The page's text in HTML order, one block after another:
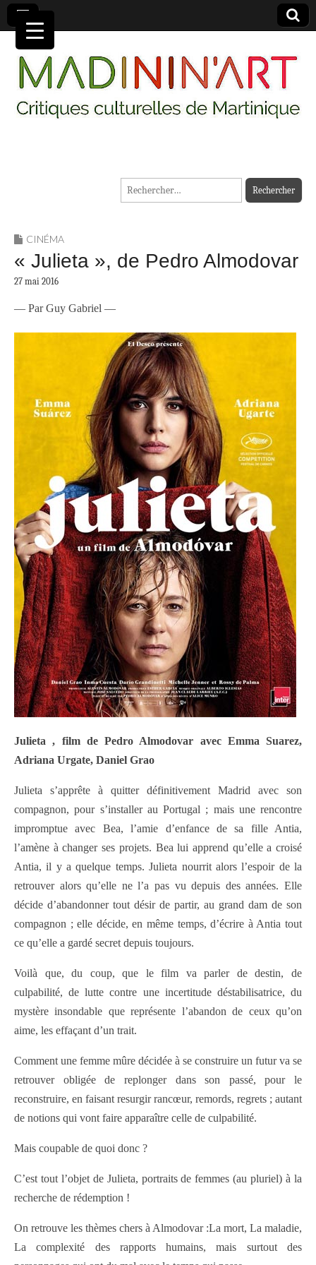
MADININ'ART
Rechercher :
CINÉMA
« Julieta », de Pedro Almodovar
27 mai 2016
— Par Guy Gabriel —
Julieta , film de Pedro Almodovar avec Emma Suarez,
Adriana Urgate, Daniel Grao
Julieta s’apprête à quitter définitivement Madrid avec son
compagnon, pour s’installer au Portugal ; mais une rencontre
impromptue avec Bea, l’amie d’enfance de sa fille Antia,
l’amène à changer ses projets. Bea lui apprend qu’elle a croisé
Antia, il y a quelque temps. Julieta nourrit alors l’espoir de la
retrouver alors qu’elle ne l’a pas vu depuis des années. Elle
décide d’abandonner tout désir de partir, au grand dam de son
compagnon ; elle décide, en même temps, d’écrire à Antia tout
ce qu’elle a gardé secret depuis toujours.
Voilà que, du coup, que le film va parler de destin, de
culpabilité, de lutte contre une incertitude déstabilisatrice, du
mystère insondable que représente l’abandon de ceux qu’on
aime, les effaçant d’un trait.
Comment une femme mûre décidée à se construire un futur va se
retrouver obligée de replonger dans son passé, pour le
reconstruire, en faisant resurgir rancœur, remords, regrets ; autant
de notions qui vont faire apparaître celle de culpabilité.
Mais coupable de quoi donc ?
C’est tout l’objet de Julieta, portraits de femmes (au pluriel) à la
recherche de rédemption !
On retrouve les thèmes chers à Almodovar :La mort, La maladie,
La complexité des rapports humains, mais surtout des